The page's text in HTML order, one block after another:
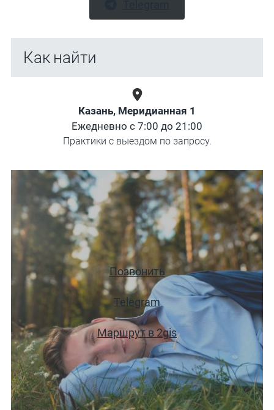
Как найти
Казань, Меридианная 1
Ежедневно с 7:00 до 21:00
Практики с выездом по запросу.
Позвонить
Telegram
Маршрут в 2gis